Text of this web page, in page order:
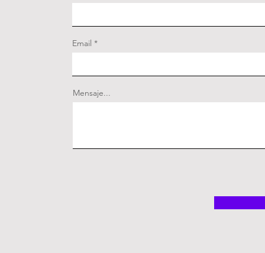
Email
Mensaje...